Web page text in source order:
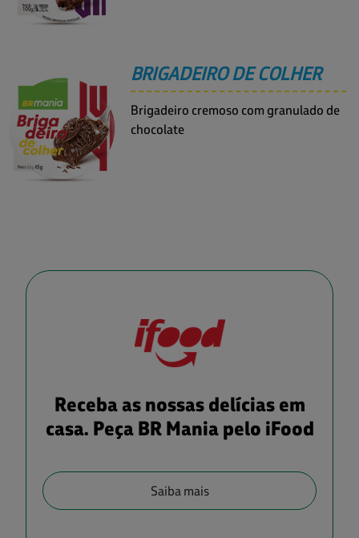
BRIGADEIRO DE COLHER
Brigadeiro cremoso com granulado de
chocolate
Receba as nossas delícias em
casa. Peça BR Mania pelo iFood
Saiba mais